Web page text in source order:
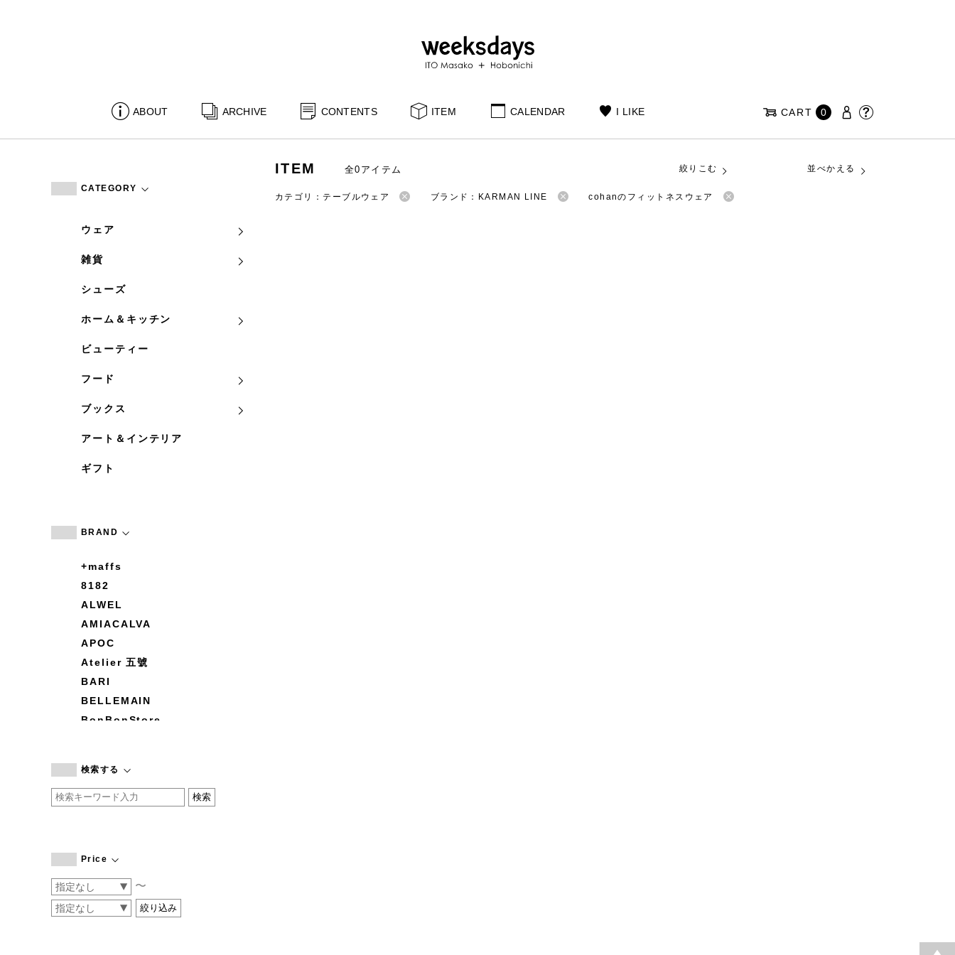
ABOUT ARCHIVE CONTENTS ITEM CALENDAR I LIKE CART 0
CATEGORY
ウェア
雑貨
シューズ
ホーム＆キッチン
ビューティー
フード
ブックス
アート＆インテリア
ギフト
BRAND
+maffs
8182
ALWEL
AMIACALVA
APOC
Atelier 五號
BARI
BELLEMAIN
BonBonStore
by basics
CATWORTH
COGTHEBIGSMOKE
CONVERSE
DEAN & DELUCA
検索する
Price
〜
ITEM 全0アイテム 絞りこむ 並べかえる
カテゴリ：テーブルウェア ブランド：KARMAN LINE cohanのフィットネスウェア